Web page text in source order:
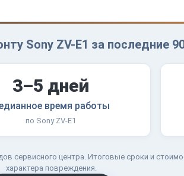
Sony ZV-E1 за последние
3–5 дней
время работы
по Sony ZV-E1
сервисного центра. Итоговые сроки и
характера повреждения.